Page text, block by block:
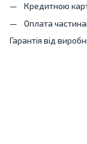
Кредитною
Оплата
Гарантія від